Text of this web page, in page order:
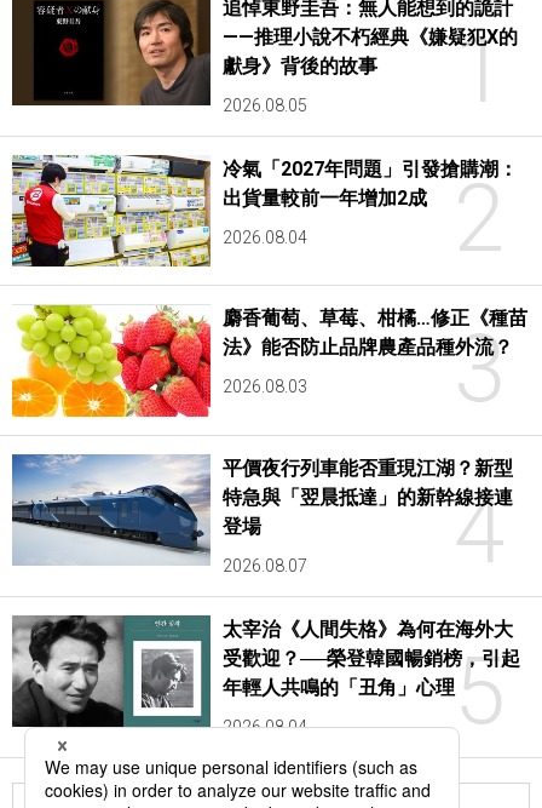
1
追悼東野圭吾：無人能想到的詭計
——推理小說不朽經典《嫌疑犯X的
獻身》背後的故事
2026.08.05
2
冷氣「2027年問題」引發搶購潮：
出貨量較前一年增加2成
2026.08.04
3
麝香葡萄、草莓、柑橘…修正《種苗
法》能否防止品牌農產品種外流？
2026.08.03
4
平價夜行列車能否重現江湖？新型
特急與「翌晨抵達」的新幹線接連
登場
2026.08.07
5
太宰治《人間失格》為何在海外大
受歡迎？──榮登韓國暢銷榜，引起
年輕人共鳴的「丑角」心理
2026.08.04